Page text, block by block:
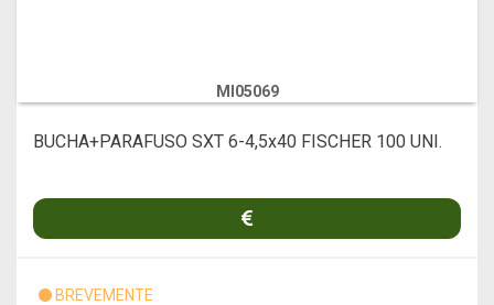
MI05069
BUCHA+PARAFUSO SXT 6-4,5x40 FISCHER 100 UNI.
BREVEMENTE